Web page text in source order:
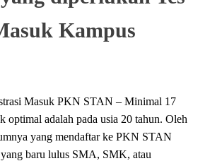
Kampus
Masuk PKN STAN – Minimal 17
optimal adalah pada usia 20 tahun. Oleh
yang mendaftar ke PKN STAN
yang baru lulus SMA, SMK, atau